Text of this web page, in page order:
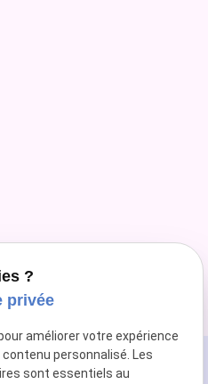
?
privée
améliorer votre expérience
personnalisé. Les
sont essentiels au